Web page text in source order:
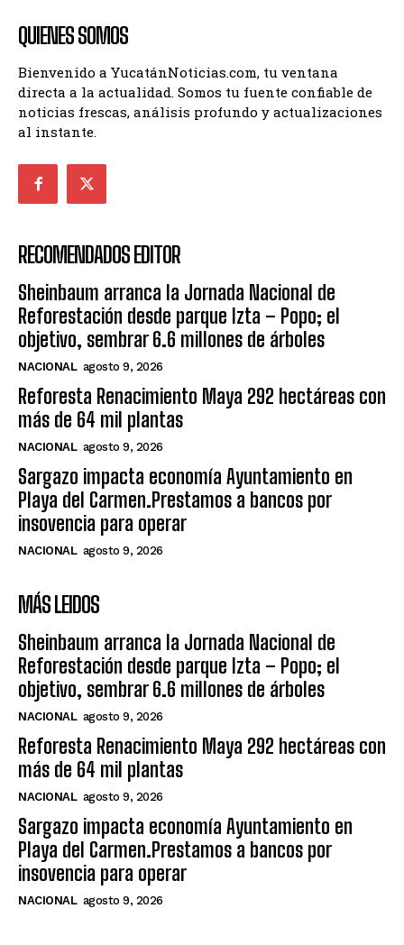
QUIENES SOMOS
Bienvenido a YucatánNoticias.com, tu ventana
directa a la actualidad. Somos tu fuente confiable de
noticias frescas, análisis profundo y actualizaciones
al instante.
RECOMENDADOS EDITOR
Sheinbaum arranca la Jornada Nacional de
Reforestación desde parque Izta – Popo; el
objetivo, sembrar 6.6 millones de árboles
NACIONAL agosto 9, 2026
Reforesta Renacimiento Maya 292 hectáreas con
más de 64 mil plantas
NACIONAL agosto 9, 2026
Sargazo impacta economía Ayuntamiento en
Playa del Carmen.Prestamos a bancos por
insovencia para operar
NACIONAL agosto 9, 2026
MÁS LEIDOS
Sheinbaum arranca la Jornada Nacional de
Reforestación desde parque Izta – Popo; el
objetivo, sembrar 6.6 millones de árboles
NACIONAL agosto 9, 2026
Reforesta Renacimiento Maya 292 hectáreas con
más de 64 mil plantas
NACIONAL agosto 9, 2026
Sargazo impacta economía Ayuntamiento en
Playa del Carmen.Prestamos a bancos por
insovencia para operar
NACIONAL agosto 9, 2026